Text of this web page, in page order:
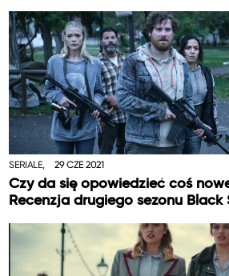
SERIALE, 29 CZE 2021
Czy da się opowiedzieć coś
Recenzja drugiego sezonu Black